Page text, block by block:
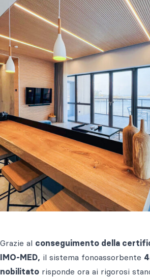
Grazie al conseguimento della
IMO-MED, il sistema fonoassorbente
nobilitato risponde ora ai rigorosi